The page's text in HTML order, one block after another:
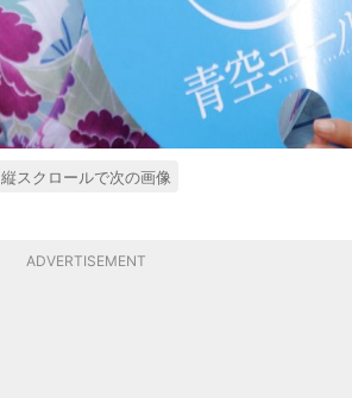
縦スクロールで次の画像
ADVERTISEMENT